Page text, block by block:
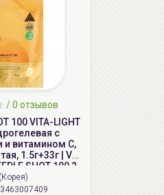
/0 отзывов
100 VITA-LIGHT
с
и витамином С,
1.5г+33г | VT
SHOT 100 2
Mask,